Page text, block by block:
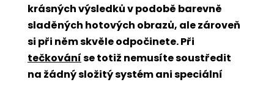
krásných výsledků v podobě barevně
sladěných hotových obrazů, ale zároveň
si při něm skvěle odpočinete. Při
tečkováníse totiž nemusíte soustředit
na žádný složitý systém ani speciální